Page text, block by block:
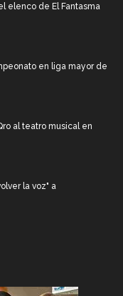
elenco de El Fantasma
en liga mayor de
al teatro musical en
la voz" a